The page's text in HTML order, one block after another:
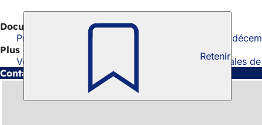
Retenir
Documents
Programme des archives municipales de juillet à
Plus d'informations
Vers les offres numériques des archives municipales
Contact